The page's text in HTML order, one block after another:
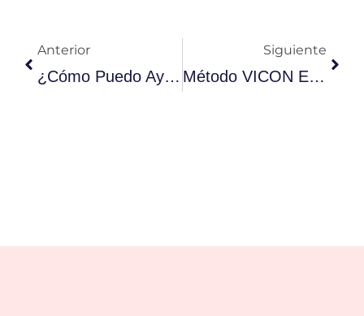
Anterior
¿Cómo Puedo Ayudar A Mi Niño A Comunicarse Y Aprender Desde Casa? Método VICON
Siguiente
Método VICON Está Dividido En Niveles. ¿Quieres Saber Qué Trabajamos En Cada Nivel?. Parte 2